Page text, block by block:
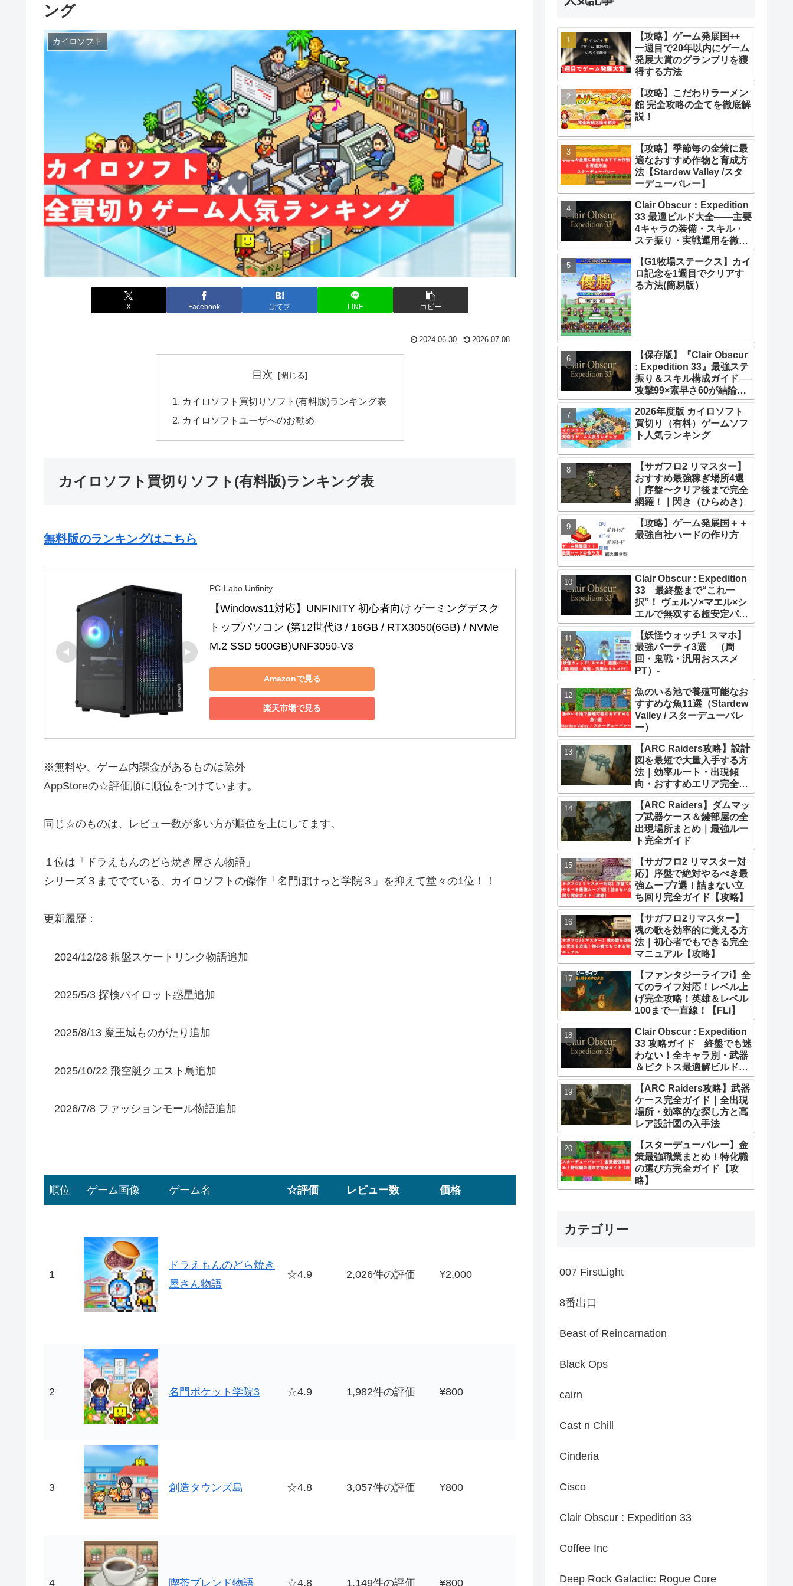
ング
カイロソフト
X Facebook はてブ LINE コピー
2024.06.30 2026.07.08
目次
カイロソフト買切りソフト(有料版)ランキング表
カイロソフトユーザへのお勧め
カイロソフト買切りソフト(有料版)ランキング表
無料版のランキングはこちら
PC-Labo Unfinity
【Windows11対応】UNFINITY 初心者向け ゲーミングデスク
トップパソコン (第12世代i3 / 16GB / RTX3050(6GB) / NVMe
M.2 SSD 500GB)UNF3050-V3
Amazonで見る
楽天市場で見る
※無料や、ゲーム内課金があるものは除外
AppStoreの☆評価順に順位をつけています。
同じ☆のものは、レビュー数が多い方が順位を上にしてます。
１位は「ドラえもんのどら焼き屋さん物語」
シリーズ３まででている、カイロソフトの傑作「名門ぽけっと学院３」を抑えて堂々の1位！！
更新履歴：
2024/12/28 銀盤スケートリンク物語追加
2025/5/3 探検パイロット惑星追加
2025/8/13 魔王城ものがたり追加
2025/10/22 飛空艇クエスト島追加
2026/7/8 ファッションモール物語追加
順位 ゲーム画像 ゲーム名 ☆評価 レビュー数 価格
1
ドラえもんのどら焼き
屋さん物語
☆4.9 2,026件の評価 ¥2,000
2 名門ポケット学院3 ☆4.9 1,982件の評価 ¥800
3 創造タウンズ島 ☆4.8 3,057件の評価 ¥800
4 喫茶ブレンド物語 ☆4.8 1,149件の評価 ¥800
【攻略】ゲーム発展国++
一週目で20年以内にゲーム
発展大賞のグランプリを獲
得する方法
【攻略】こだわりラーメン
館 完全攻略の全てを徹底解
説！
【攻略】季節毎の金策に最
適なおすすめ作物と育成方
法【Stardew Valley /スタ
ーデューバレー】
Clair Obscur：Expedition
33 最適ビルド大全――主要
4キャラの装備・スキル・
ステ振り・実戦運用を徹底
解説【クレールオブスキュ
ール エクスペディション
33】【攻略】
【G1牧場ステークス】カイ
ロ記念を1週目でクリアす
る方法(簡易版）
【保存版】『Clair Obscur
: Expedition 33』最強ステ
振り＆スキル構成ガイド──
攻撃99×素早さ60が結論！
全キャラ万能ビルド徹底解
説
2026年度版 カイロソフト
買切り（有料）ゲームソフ
ト人気ランキング
【サガフロ2 リマスター】
おすすめ最強稼ぎ場所4選
｜序盤〜クリア後まで完全
網羅！｜閃き（ひらめき）
【攻略】ゲーム発展国＋＋
最強自社ハードの作り方
Clair Obscur : Expedition
33 最終盤まで“これ一
択”！ ヴェルソ×マエル×シ
エルで無双する超安定パー
ティー構築ガイド
【妖怪ウォッチ1 スマホ】
最強パーティ3選 （周
回・鬼戦・汎用おススメ
PT）-
魚のいる池で養殖可能なお
すすめな魚11選（Stardew
Valley / スターデューバレ
ー）
【ARC Raiders攻略】設計
図を最短で大量入手する方
法｜効率ルート・出現傾
向・おすすめエリア完全ま
とめ
【ARC Raiders】ダムマッ
プ武器ケース＆鍵部屋の全
出現場所まとめ｜最強ルー
ト完全ガイド
【サガフロ2 リマスター対
応】序盤で絶対やるべき最
強ムーブ7選！詰まない立
ち回り完全ガイド【攻略】
【サガフロ2リマスター】
魂の歌を効率的に覚える方
法｜初心者でもできる完全
マニュアル【攻略】
【ファンタジーライフi】全
てのライフ対応！レベル上
げ完全攻略！英雄＆レベル
100まで一直線！【FLi】
Clair Obscur : Expedition
33 攻略ガイド 終盤でも迷
わない！全キャラ別・武器
＆ピクトス最適解ビルドま
とめ
【ARC Raiders攻略】武器
ケース完全ガイド｜全出現
場所・効率的な探し方と高
レア設計図の入手法
【スターデューバレー】金
策最強職業まとめ！特化職
の選び方完全ガイド【攻
略】
カテゴリー
007 FirstLight
8番出口
Beast of Reincarnation
Black Ops
cairn
Cast n Chill
Cinderia
Cisco
Clair Obscur : Expedition 33
Coffee Inc
Deep Rock Galactic: Rogue Core